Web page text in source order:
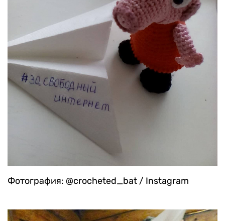
Фотография: @crocheted_bat / Instagram